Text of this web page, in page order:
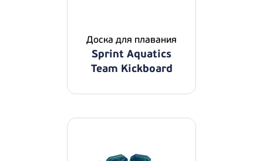
Доска для плавания
Sprint Aquatics
Team Kickboard